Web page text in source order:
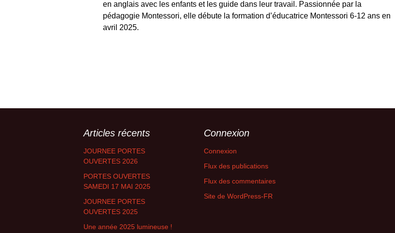
en anglais avec les enfants et les guide dans leur travail. Passionnée par la
pédagogie Montessori, elle débute la formation d’éducatrice Montessori 6-12 ans en
avril 2025.
Articles récents
JOURNEE PORTES
OUVERTES 2026
PORTES OUVERTES
SAMEDI 17 MAI 2025
JOURNEE PORTES
OUVERTES 2025
Une année 2025 lumineuse !
Connexion
Connexion
Flux des publications
Flux des commentaires
Site de WordPress-FR